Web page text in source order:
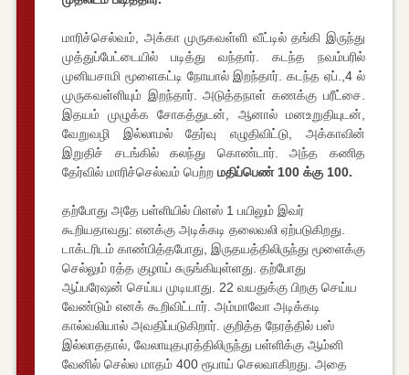
மாரிச்செல்வம், அக்கா முருகவள்ளி வீட்டில் தங்கி இருந்து
முத்துப்பேட்டையில் படித்து வந்தார். கடந்த நவம்பரில்
முனியசாமி மூளைகட்டி நோயால் இறந்தார். கடந்த ஏப்.,4 ல்
முருகவள்ளியும் இறந்தார். அடுத்தநாள் கணக்கு பரீட்சை.
இதயம் முழுக்க சோகத்துடன், ஆனால் மனஉறுதியுடன்,
வேறுவழி இல்லாமல் தேர்வு எழுதிவிட்டு, அக்காவின்
இறுதிச் சடங்கில் கலந்து கொண்டார். அந்த கணித
தேர்வில் மாரிச்செல்வம் பெற்ற மதிப்பெண் 100 க்கு 100.
தற்போது அதே பள்ளியில் பிளஸ் 1 பயிலும் இவர்
கூறியதாவது: எனக்கு அடிக்கடி தலைவலி ஏற்படுகிறது.
டாக்டரிடம் காண்பித்தபோது, இருதயத்திலிருந்து மூளைக்கு
செல்லும் ரத்த குழாய் சுருங்கியுள்ளது. தற்போது
ஆப்பரேஷன் செய்ய முடியாது. 22 வயதுக்கு பிறகு செய்ய
வேண்டும் எனக் கூறிவிட்டார். அம்மாவோ அடிக்கடி
கால்வலியால் அவதிப்படுகிறார். குறித்த நேரத்தில் பஸ்
இல்லாததால், வேலாயுதபுரத்திலிருந்து பள்ளிக்கு ஆம்னி
வேனில் செல்ல மாதம் 400 ரூபாய் செலவாகிறது. அதை